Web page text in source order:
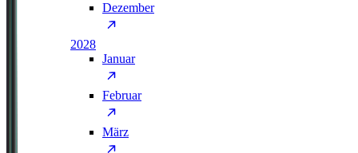
Dezember
2028
Januar
Februar
März